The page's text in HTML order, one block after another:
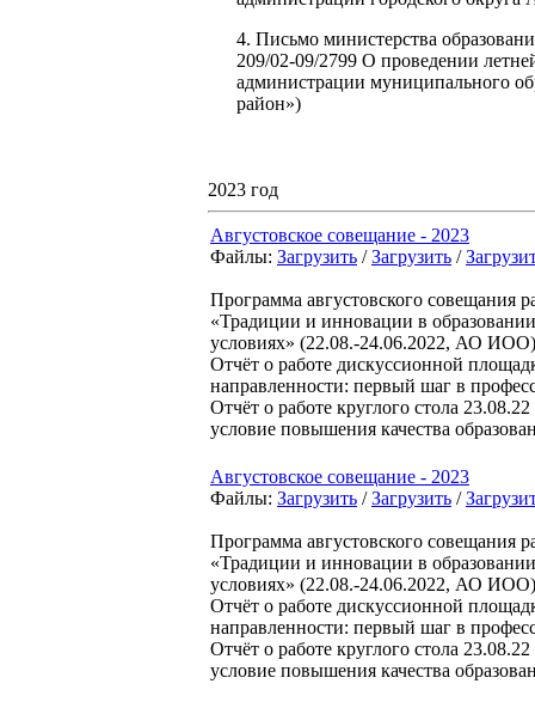
4. Письмо министерства
209/02-09/2799 О проведении
администрации муниципального
район»)
2023 год
Августовское совещание - 2023
Файлы: Загрузить /Загрузить /
Программа августовского совещания
«Традиции и инновации в
условиях» (22.08.-24.06.2022, АО ИОО)
Отчёт о работе дискуссионной
направленности: первый шаг в
Отчёт о работе круглого стола
условие повышения качества
Августовское совещание - 2023
Файлы: Загрузить /Загрузить /
Программа августовского совещания
«Традиции и инновации в
условиях» (22.08.-24.06.2022, АО ИОО)
Отчёт о работе дискуссионной
направленности: первый шаг в
Отчёт о работе круглого стола
условие повышения качества